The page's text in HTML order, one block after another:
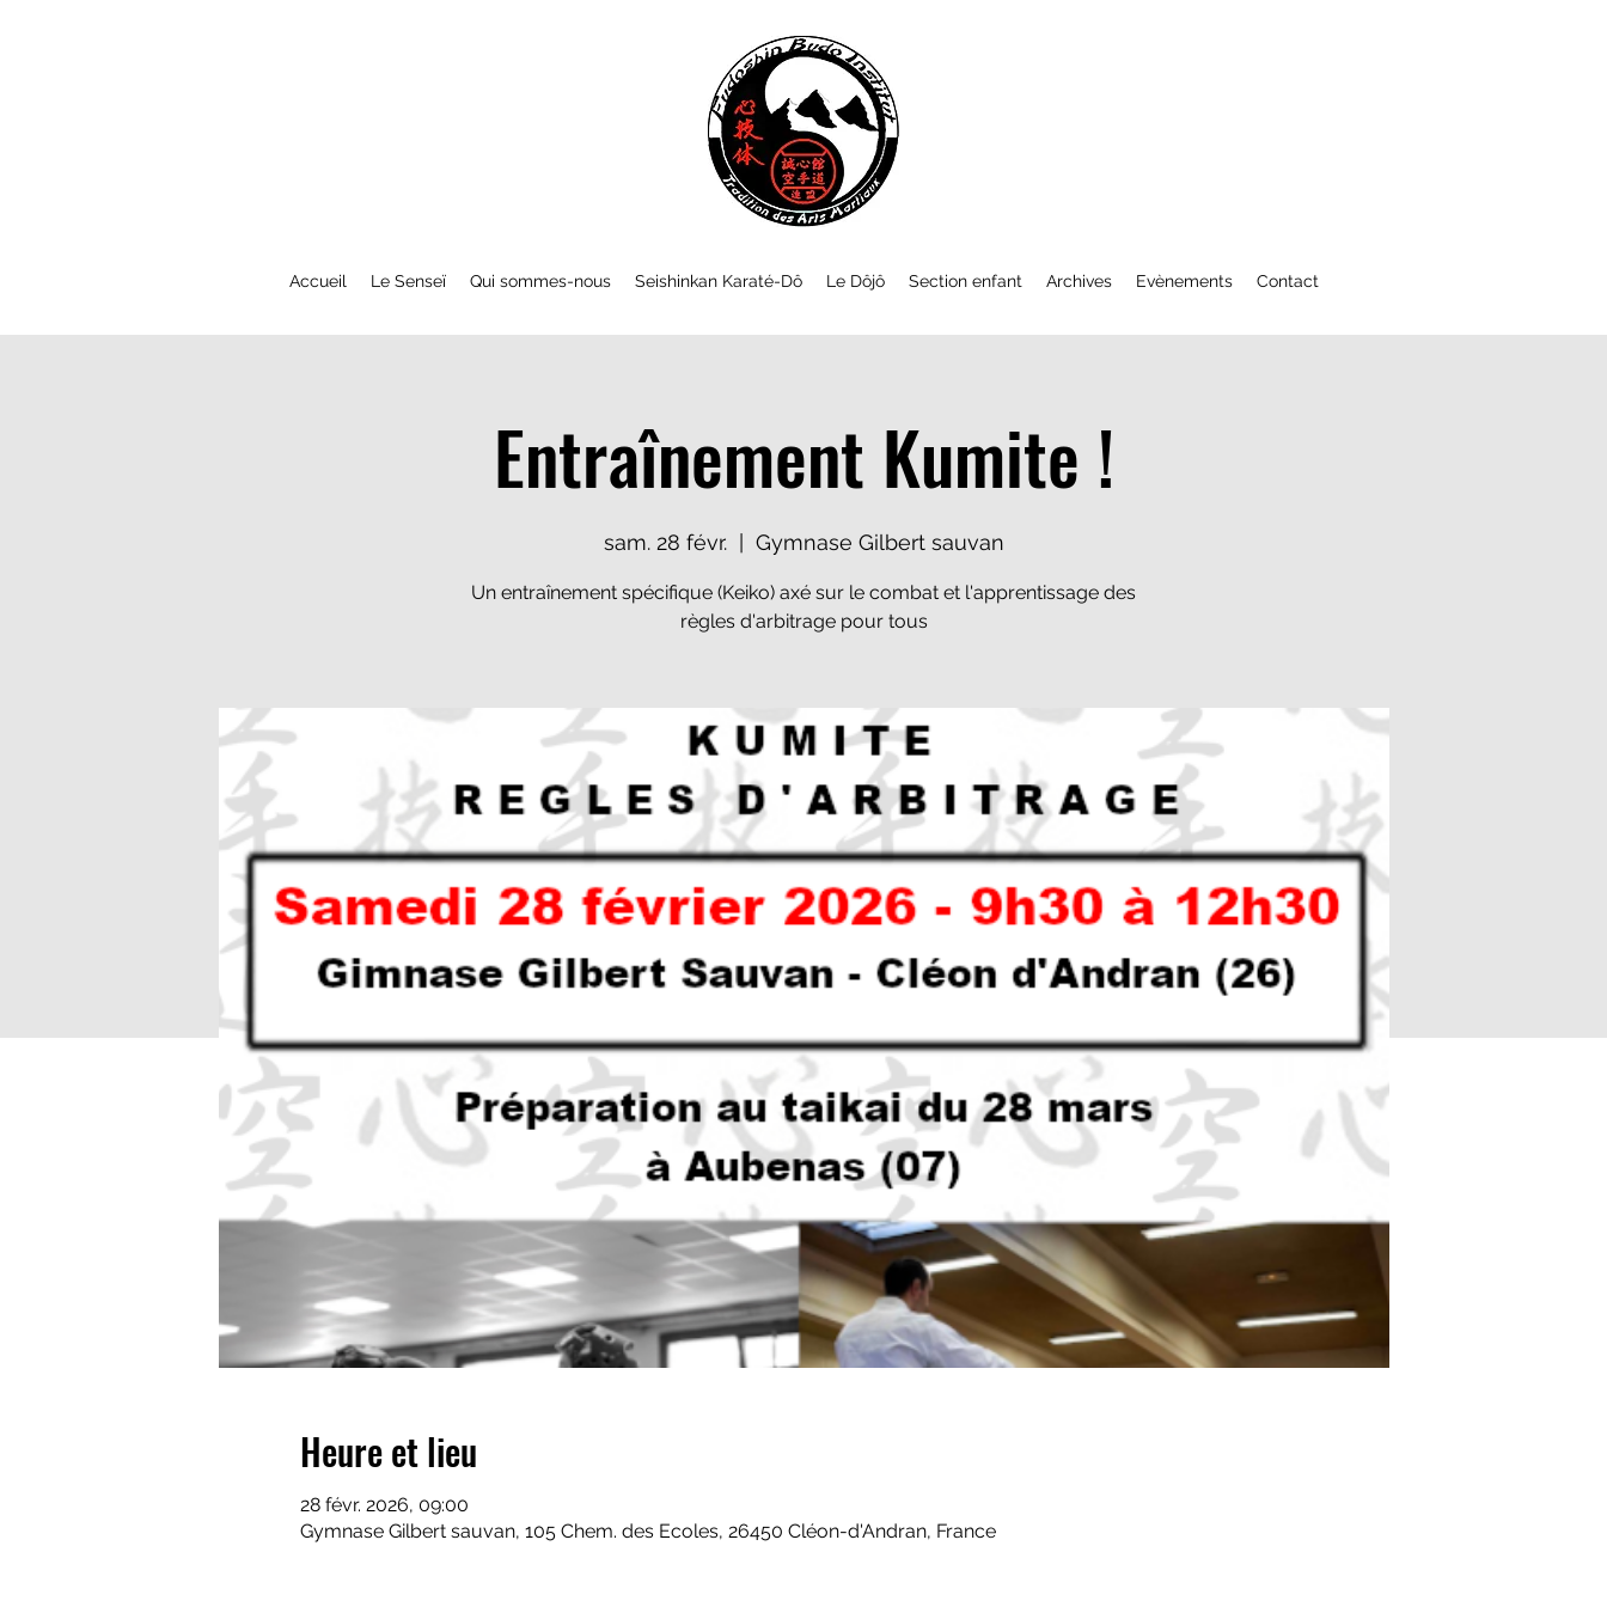
Accueil Le Senseï Qui sommes-nous Seishinkan Karaté-Dô Le Dôjô Section enfant Archives Evènements Contact
Entraînement Kumite !
sam. 28 févr.
  |
Gymnase Gilbert sauvan
Un entraînement spécifique (Keiko) axé sur le combat et l'apprentissage des
règles d'arbitrage pour tous
Heure et lieu
28 févr. 2026, 09:00
Gymnase Gilbert sauvan, 105 Chem. des Ecoles, 26450 Cléon-d'Andran, France